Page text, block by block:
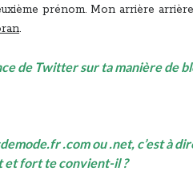
prénom. Mon arrière
.
de Twitter sur ta manière de
.com ou .net, c’est à
et fort te convient-il ?